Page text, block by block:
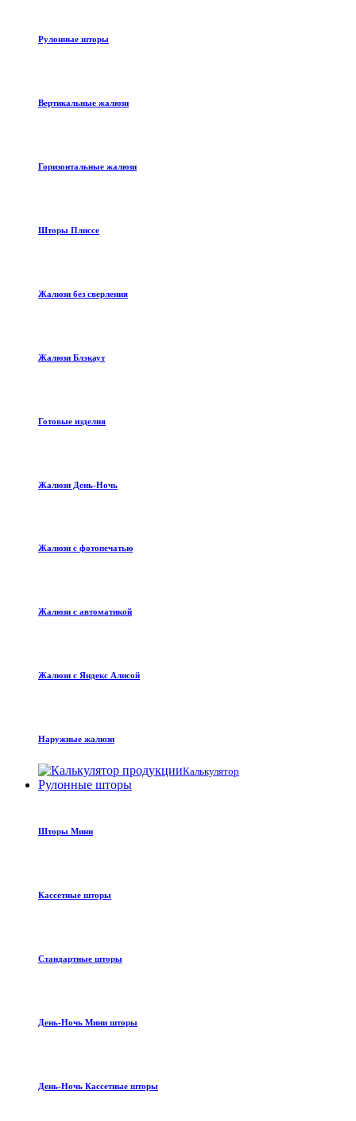
Рулонные шторы
Вертикальные жалюзи
Горизонтальные жалюзи
Шторы Плиссе
Жалюзи без сверления
Жалюзи Блэкаут
Готовые изделия
Жалюзи День-Ночь
Жалюзи с фотопечатью
Жалюзи с автоматикой
Жалюзи с Яндекс Алисой
Наружные жалюзи
Калькулятор
Рулонные шторы
Шторы Мини
Кассетные шторы
Стандартные шторы
День-Ночь Мини шторы
День-Ночь Кассетные шторы